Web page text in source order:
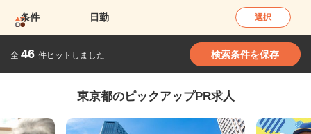
条件 日勤 選択
全 46 件ヒットしました 検索条件を保存
東京都のピックアップPR求人